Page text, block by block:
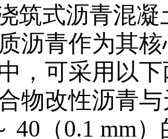
筑式沥青混
沥青作为其
，可采用以
物改性沥青
40（0.1 mm